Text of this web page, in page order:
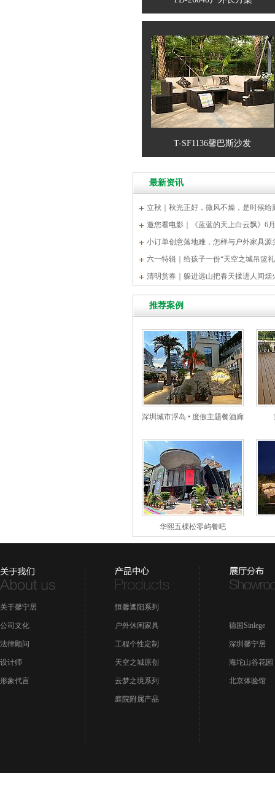
T-SF1136馨巴斯沙发
最新资讯
立秋｜秋光正好，微风不燥，是时候给
装”了
邀您看电影｜《蓝蓝的天上白云飘》6
馨宁居萨纳营地的草原生活首登大银幕
小订单创意落地难，怎样与户外家具源
六一特辑｜给孩子一份“天空之城吊篮
清明赏春｜躲进远山把春天揉进人间烟
推荐案例
深圳城市浮岛 • 度假主题餐酒廊
华熙五棵松零屿餐吧
关于馨宁居
公司文化
法律顾问
设计师
形象代言
恒馨遮阳系列
户外休闲家具
工程个性定制
天空之城原创
云梦之境系列
庭院附属产品
德国Sinlege
深圳馨宁居
海坨山谷花园
北京体验馆